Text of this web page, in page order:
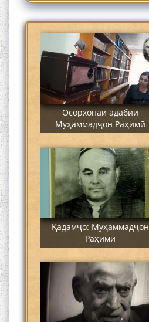
Муҳаммадҷон Раҳимӣ
Осорхонаи адабии
Муҳаммадҷон Раҳимӣ
Қадамҷо: Муҳаммадҷон
Раҳимӣ